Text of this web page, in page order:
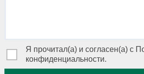
Я прочитал(а) и согласен(а) с
конфиденциальности.